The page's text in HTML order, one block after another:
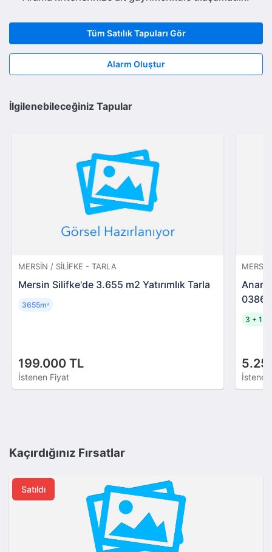
Tüm Satılık Tapuları Gör
Alarm Oluştur
İlgilenebileceğiniz Tapular
MERSIN / SILIFKE - TARLA
Mersin Silifke'de 3.655 m2 Yatırımlık Tarla
199.000 TL
İstenen Fiyat
3655m²
3 + 1
Kaçırdığınız Fırsatlar
Satıldı